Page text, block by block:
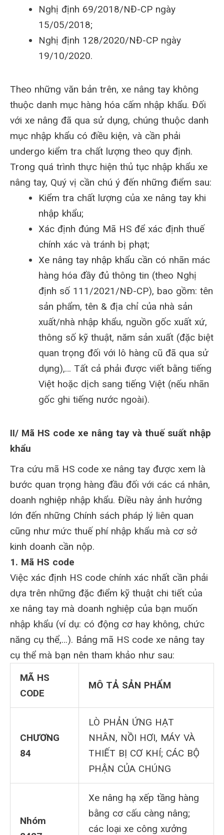
Nghị định 69/2018/NĐ-CP ngày
15/05/2018;
Nghị định 128/2020/NĐ-CP ngày
19/10/2020.
Theo những văn bản trên, xe nâng tay không
thuộc danh mục hàng hóa cấm nhập khẩu. Đối
với xe nâng đã qua sử dụng, chúng thuộc danh
mục nhập khẩu có điều kiện, và cần phải
undergo kiểm tra chất lượng theo quy định.
Trong quá trình thực hiện thủ tục nhập khẩu xe
nâng tay, Quý vị cần chú ý đến những điểm sau:
Kiểm tra chất lượng của xe nâng tay khi
nhập khẩu;
Xác định đúng Mã HS để xác định thuế
chính xác và tránh bị phạt;
Xe nâng tay nhập khẩu cần có nhãn mác
hàng hóa đầy đủ thông tin (theo Nghị
định số 111/2021/NĐ-CP), bao gồm: tên
sản phẩm, tên & địa chỉ của nhà sản
xuất/nhà nhập khẩu, nguồn gốc xuất xứ,
thông số kỹ thuật, năm sản xuất (đặc biệt
quan trọng đối với lô hàng cũ đã qua sử
dụng),… Tất cả phải được viết bằng tiếng
Việt hoặc dịch sang tiếng Việt (nếu nhãn
gốc ghi tiếng nước ngoài).
II/ Mã HS code xe nâng tay và thuế suất nhập
khẩu
Tra cứu mã HS code xe nâng tay được xem là
bước quan trọng hàng đầu đối với các cá nhân,
doanh nghiệp nhập khẩu. Điều này ảnh hưởng
lớn đến những Chính sách pháp lý liên quan
cũng như mức thuế phí nhập khẩu mà cơ sở
kinh doanh cần nộp.
1. Mã HS code
Việc xác định HS code chính xác nhất cần phải
dựa trên những đặc điểm kỹ thuật chi tiết của
xe nâng tay mà doanh nghiệp của bạn muốn
nhập khẩu (ví dụ: có động cơ hay không, chức
năng cụ thể,…). Bảng mã HS code xe nâng tay
cụ thể mà bạn nên tham khảo như sau:
MÃ HS
CODE
MÔ TẢ SẢN PHẨM
CHƯƠNG
84
LÒ PHẢN ỨNG HẠT
NHÂN, NỒI HƠI, MÁY VÀ
THIẾT BỊ CƠ KHÍ; CÁC BỘ
PHẬN CỦA CHÚNG
Nhóm
Xe nâng hạ xếp tầng hàng
bằng cơ cấu càng nâng;
các loại xe công xưởng